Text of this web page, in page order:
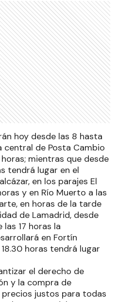
hoy desde las 8 hasta
central de Posta Cambio
mientras que desde
tendrá lugar en el
en los parajes El
y en Río Muerto a las
en horas de la tarde
de Lamadrid, desde
17 horas la
en Fortín
horas tendrá lugar
el derecho de
y la compra de
justos para todas